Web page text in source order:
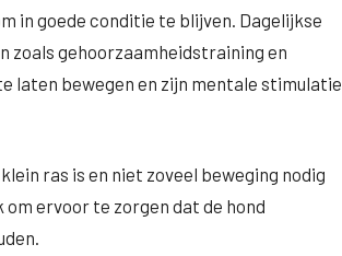
in goede conditie te blijven. Dagelijkse
zoals gehoorzaamheidstraining en
laten bewegen en zijn mentale stimulatie
ras is en niet zoveel beweging nodig
ervoor te zorgen dat de hond